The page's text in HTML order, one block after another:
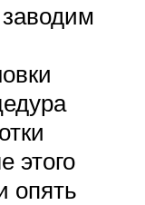
этого
опять